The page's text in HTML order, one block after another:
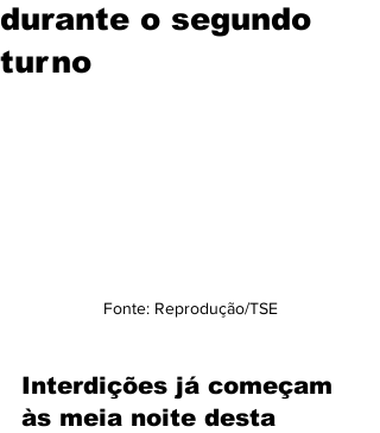
durante o segundo
turno
Fonte: Reprodução/TSE
Interdições já começam
às meia noite desta